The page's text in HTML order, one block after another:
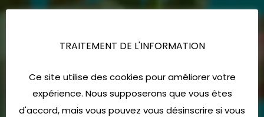
TRAITEMENT DE L'INFORMATION
Ce site utilise des cookies pour améliorer votre
expérience. Nous supposerons que vous êtes
d'accord, mais vous pouvez vous désinscrire si vous